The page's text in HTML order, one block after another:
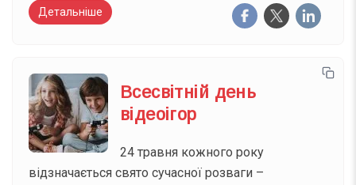
Детальніше
Всесвітній день
відеоігор
24 травня кожного року
відзначається свято сучасної розваги –